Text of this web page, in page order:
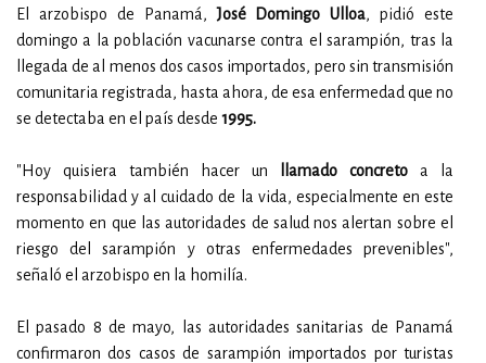
El arzobispo de Panamá,José Domingo Ulloa, pidió este
domingo a la población vacunarse contra el sarampión, tras la
llegada de al menos dos casos importados, pero sin transmisión
comunitaria registrada, hasta ahora, de esa enfermedad que no
se detectaba en el país desde 1995.
"Hoy quisiera también hacer un llamado concreto a la
responsabilidad y al cuidado de la vida, especialmente en este
momento en que las autoridades de salud nos alertan sobre el
riesgo del sarampión y otras enfermedades prevenibles",
señaló el arzobispo en la homilía.
El pasado 8 de mayo, las autoridades sanitarias de Panamá
confirmaron dos casos de sarampión importados por turistas